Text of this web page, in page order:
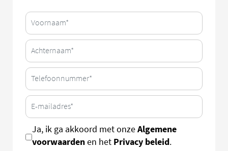
Ja, ik ga akkoord met onzeAlgemene
voorwaardenen het Privacy beleid.